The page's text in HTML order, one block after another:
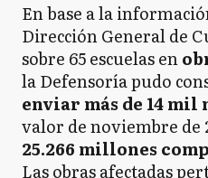
En base a la
Dirección General de
sobre 65 escuelas en
la Defensoría pudo
enviar más de 14 mil
valor de noviembre de
25.266 millones
Las obras afectadas